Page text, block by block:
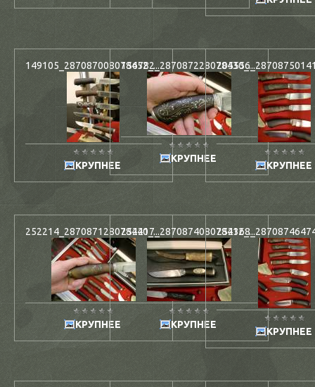
149105_287087008078452_...
КРУПНЕЕ
156782_287087228078430_...
КРУПНЕЕ
КРУПНЕЕ
252214_287087128078440_...
КРУПНЕЕ
252217_287087408078412_...
КРУПНЕЕ
КРУПНЕЕ